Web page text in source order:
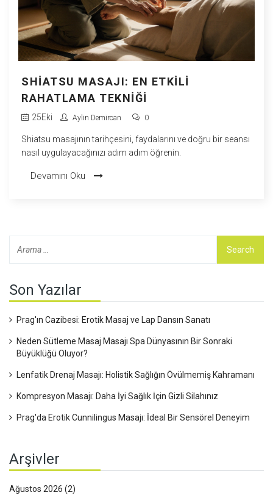
SHIATSU MASAJI: EN ETKILI
RAHATLAMA TEKNIĞI
25Eki Aylin Demircan 0
Shiatsu masajının tarihçesini, faydalarını ve doğru bir seansı
nasıl uygulayacağınızı adım adım öğrenin.
Devamını Oku
Son Yazılar
Prag'ın Cazibesi: Erotik Masaj ve Lap Dansın Sanatı
Neden Sütleme Masaj Masajı Spa Dünyasının Bir Sonraki
Büyüklüğü Oluyor?
Lenfatik Drenaj Masajı: Holistik Sağlığın Övülmemiş Kahramanı
Kompresyon Masajı: Daha İyi Sağlık İçin Gizli Silahınız
Prag'da Erotik Cunnilingus Masajı: İdeal Bir Sensörel Deneyim
Arşivler
Ağustos 2026 (2)